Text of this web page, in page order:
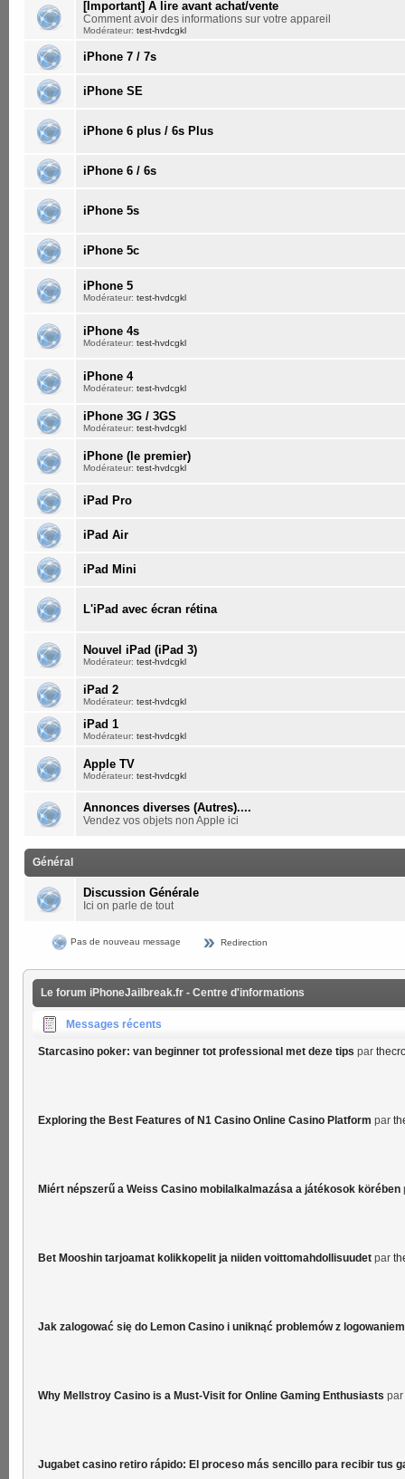
[Important] A lire avant achat/vente
Comment avoir des informations sur votre appareil
Modérateur:test-hvdcgkl
iPhone 7 / 7s
iPhone SE
iPhone 6 plus / 6s Plus
iPhone 6 / 6s
iPhone 5s
iPhone 5c
iPhone 5
Modérateur:test-hvdcgkl
iPhone 4s
Modérateur:test-hvdcgkl
iPhone 4
Modérateur:test-hvdcgkl
iPhone 3G / 3GS
Modérateur:test-hvdcgkl
iPhone (le premier)
Modérateur:test-hvdcgkl
iPad Pro
iPad Air
iPad Mini
L'iPad avec écran rétina
Nouvel iPad (iPad 3)
Modérateur:test-hvdcgkl
iPad 2
Modérateur:test-hvdcgkl
iPad 1
Modérateur:test-hvdcgkl
Apple TV
Modérateur:test-hvdcgkl
Annonces diverses (Autres)....
Vendez vos objets non Apple ici
Général
Discussion Générale
Ici on parle de tout
Pas de nouveau message Redirection
Le forum iPhoneJailbreak.fr - Centre d'informations
Messages récents
Starcasino poker: van beginner tot professional met deze tips par
Exploring the Best Features of N1 Casino Online Casino Platform par
Miért népszerű a Weiss Casino mobilalkalmazása a játékosok körében
Bet Mooshin tarjoamat kolikkopelit ja niiden voittomahdollisuudet par
Jak zalogować się do Lemon Casino i uniknąć problemów z logowaniem
Why Mellstroy Casino is a Must-Visit for Online Gaming Enthusiasts par
Jugabet casino retiro rápido: El proceso más sencillo para recibir tus